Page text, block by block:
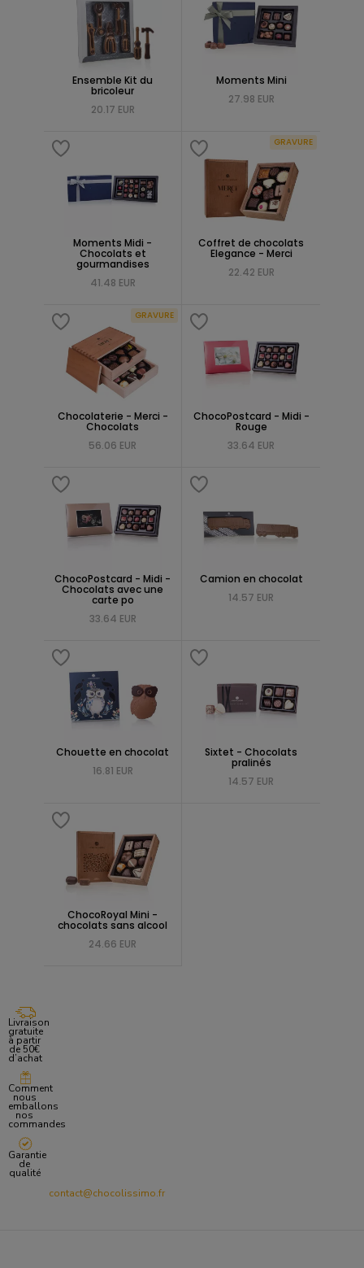
Ensemble Kit du
bricoleur
20.17 EUR
Moments Mini
27.98 EUR
Moments Midi -
Chocolats et
gourmandises
41.48 EUR
GRAVURE
Coffret de chocolats
Elegance - Merci
22.42 EUR
GRAVURE
Chocolaterie - Merci -
Chocolats
56.06 EUR
ChocoPostcard - Midi -
Rouge
33.64 EUR
ChocoPostcard - Midi -
Chocolats avec une
carte po
33.64 EUR
Camion en chocolat
14.57 EUR
Chouette en chocolat
16.81 EUR
Sixtet - Chocolats
pralinés
14.57 EUR
ChocoRoyal Mini -
chocolats sans alcool
24.66 EUR
Livraison
gratuite
à partir
de 50€
d’achat
Comment
nous
emballons
nos
commandes
Garantie
de
qualité
contact@chocolissimo.fr